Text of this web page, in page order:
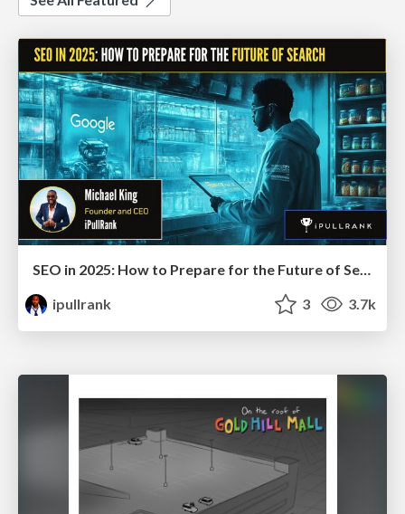
SEO in 2025: How to Prepare for the Future of Search
ipullrank
3 3.7k